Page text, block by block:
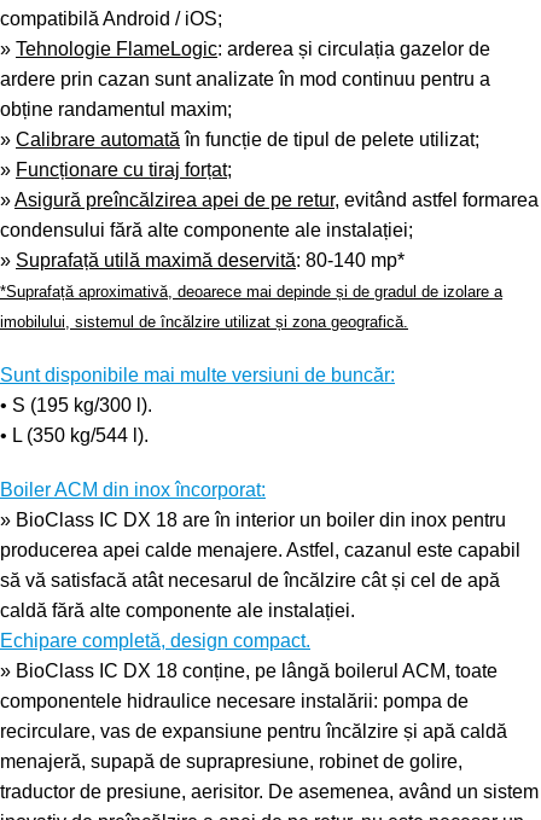
compatibilă Android / iOS;
» Tehnologie FlameLogic: arderea și circulația gazelor de
ardere prin cazan sunt analizate în mod continuu pentru a
obține randamentul maxim;
» Calibrare automată în funcție de tipul de pelete utilizat;
» Funcționare cu tiraj forțat;
»Asigură preîncălzirea apei de pe retur, evitând astfel formarea
condensului fără alte componente ale instalației;
» Suprafață utilă maximă deservită: 80-140 mp*
*Suprafață aproximativă, deoarece mai depinde și de gradul de izolare a
imobilului, sistemul de încălzire utilizat și zona geografică.
Sunt disponibile mai multe versiuni de buncăr:
• S (195 kg/300 l).
• L (350 kg/544 l).
Boiler ACM din inox încorporat:
» BioClass IC DX 18 are în interior un boiler din inox pentru
producerea apei calde menajere. Astfel, cazanul este capabil
să vă satisfacă atât necesarul de încălzire cât și cel de apă
caldă fără alte componente ale instalației.
Echipare completă, design compact.
» BioClass IC DX 18 conține, pe lângă boilerul ACM, toate
componentele hidraulice necesare instalării: pompa de
recirculare, vas de expansiune pentru încălzire și apă caldă
menajeră, supapă de suprapresiune, robinet de golire,
traductor de presiune, aerisitor. De asemenea, având un sistem